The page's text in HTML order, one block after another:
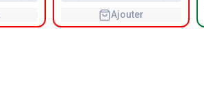
Ajouter